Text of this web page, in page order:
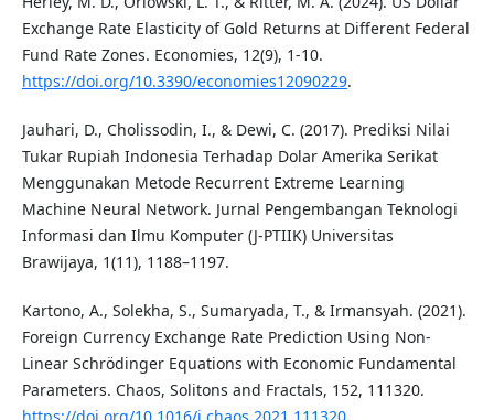
Exchange Rate Elasticity of Gold Returns at Different Federal
Fund Rate Zones. Economies, 12(9), 1-10.
https://doi.org/10.3390/economies12090229.
Jauhari, D., Cholissodin, I., & Dewi, C. (2017). Prediksi Nilai
Tukar Rupiah Indonesia Terhadap Dolar Amerika Serikat
Menggunakan Metode Recurrent Extreme Learning
Machine Neural Network. Jurnal Pengembangan Teknologi
Informasi dan Ilmu Komputer (J-PTIIK) Universitas
Brawijaya, 1(11), 1188–1197.
Kartono, A., Solekha, S., Sumaryada, T., & Irmansyah. (2021).
Foreign Currency Exchange Rate Prediction Using Non-
Linear Schrödinger Equations with Economic Fundamental
Parameters. Chaos, Solitons and Fractals, 152, 111320.